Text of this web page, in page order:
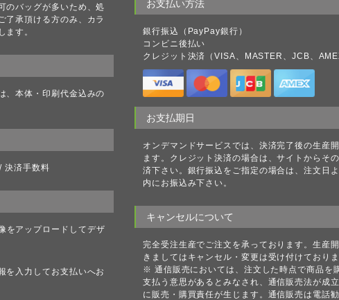
のバッグが多いため、処
了承頂ける方のみ、カラ
ます。
、本体・印刷代金込みの
決済手数料
をアップロードしてデザ
を入力してお支払いへお
お支払い方法
銀行振込（PayPay銀行）
コンビニ後払い
クレジット決済（VISA、MASTER、JCB、
お支払期日
オンデマンドサービスでは、決済完了後の生産
ます。クレジット決済の場合は、サイトからそ
済下さい。銀行振込をご指定の場合は、注文日
内にお振込み下さい。
キャンセルについて
完全受注生産でご注文を承っております。生産
きましてはキャンセル・変更は受け付けておりま
※ 通信販売においては、注文した時点で商品を
支払う意思があるとみなされ、通信販売法が成
に販売・購買責任が生じます。通信販売は電話